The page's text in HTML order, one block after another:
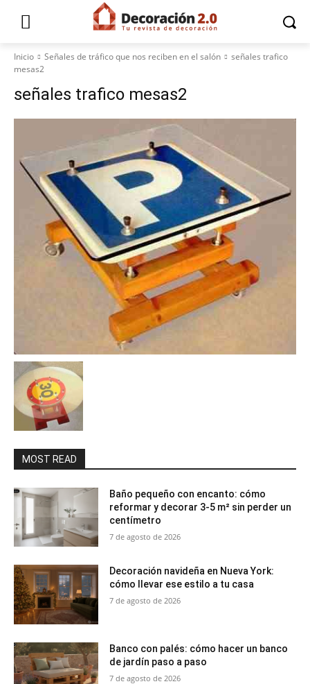
Inicio Señales de tráfico que nos reciben en el salón
señales trafico
mesas2
señales trafico mesas2
MOST READ
Baño pequeño con encanto: cómo
reformar y decorar 3-5 m² sin perder un
centímetro
7 de agosto de 2026
Decoración navideña en Nueva York:
cómo llevar ese estilo a tu casa
7 de agosto de 2026
Banco con palés: cómo hacer un banco
de jardín paso a paso
7 de agosto de 2026